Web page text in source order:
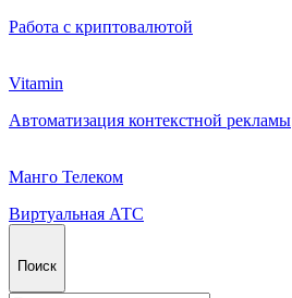
Работа с криптовалютой
Vitamin
Автоматизация контекстной рекламы
Манго Телеком
Виртуальная АТС
Поиск